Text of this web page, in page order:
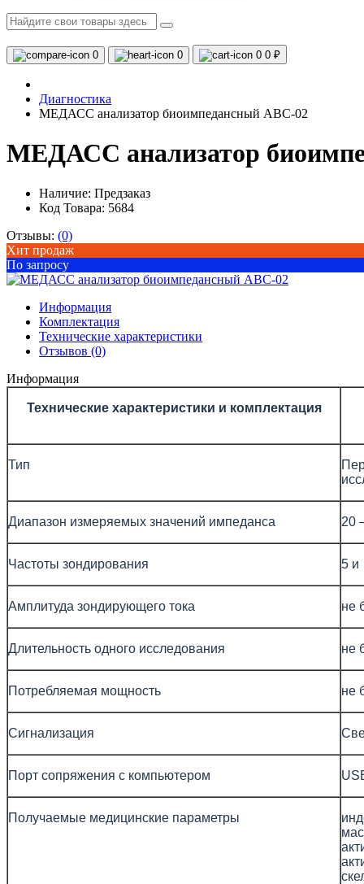
0 0 0 0 ₽
Диагностика
МЕДАСС анализатор биоимпедансный АВС-02
МЕДАСС анализатор
Наличие: Предзаказ
Код Товара: 5684
Отзывы: (0)
Хит продаж
По запросу
Информация
Комплектация
Технические характеристики
Отзывов (0)
Информация
Технические характеристики и комплектация
Тип
Диапазон измеряемых значений импеданса 20
Частоты зондирования 5 и
Амплитуда зондирующего тока не
Длительность одного исследования не
Потребляемая мощность не
Сигнализация
Порт сопряжения с компьютером
Получаемые медицинские параметры